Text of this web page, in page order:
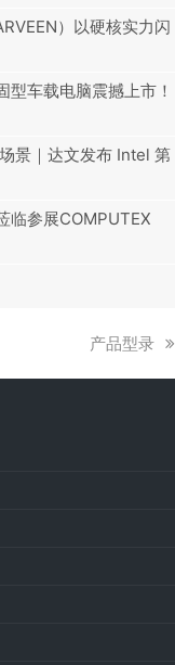
）以硬核实力闪
型车载电脑震撼上市！
景｜达文发布 Intel 第
临参展COMPUTEX
下
产品型录